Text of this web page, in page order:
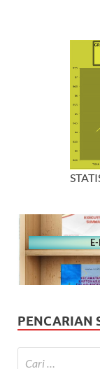
PENCARIAN